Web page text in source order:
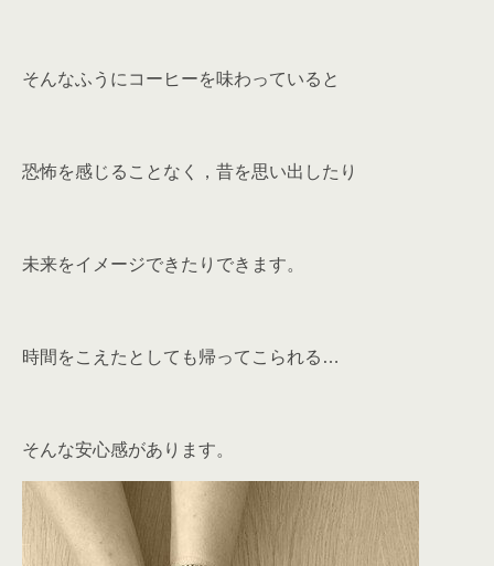
そんなふうにコーヒーを味わっていると
恐怖を感じることなく，昔を思い出したり
未来をイメージできたりできます。
時間をこえたとしても帰ってこられる…
そんな安心感があります。